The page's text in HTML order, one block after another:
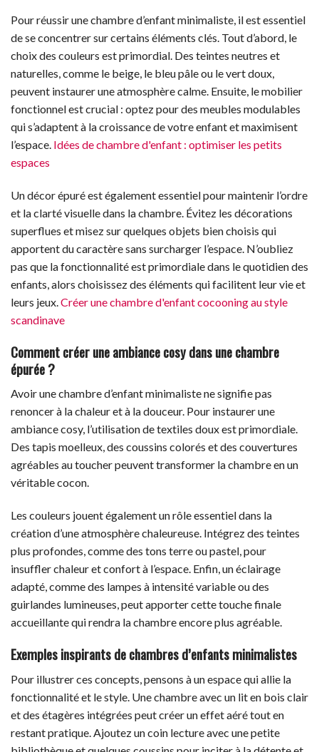
Pour réussir une chambre d’enfant minimaliste, il est essentiel
de se concentrer sur certains éléments clés. Tout d’abord, le
choix des couleurs est primordial. Des teintes neutres et
naturelles, comme le beige, le bleu pâle ou le vert doux,
peuvent instaurer une atmosphère calme. Ensuite, le mobilier
fonctionnel est crucial : optez pour des meubles modulables
qui s’adaptent à la croissance de votre enfant et maximisent
l’espace. Idées de chambre d'enfant : optimiser les petits
espaces
Un décor épuré est également essentiel pour maintenir l’ordre
et la clarté visuelle dans la chambre. Évitez les décorations
superflues et misez sur quelques objets bien choisis qui
apportent du caractère sans surcharger l’espace. N’oubliez
pas que la fonctionnalité est primordiale dans le quotidien des
enfants, alors choisissez des éléments qui facilitent leur vie et
leurs jeux.Créer une chambre d'enfant cocooning au style
scandinave
Comment créer une ambiance cosy dans une chambre
épurée ?
Avoir une chambre d’enfant minimaliste ne signifie pas
renoncer à la chaleur et à la douceur. Pour instaurer une
ambiance cosy, l’utilisation de textiles doux est primordiale.
Des tapis moelleux, des coussins colorés et des couvertures
agréables au toucher peuvent transformer la chambre en un
véritable cocon.
Les couleurs jouent également un rôle essentiel dans la
création d’une atmosphère chaleureuse. Intégrez des teintes
plus profondes, comme des tons terre ou pastel, pour
insuffler chaleur et confort à l’espace. Enfin, un éclairage
adapté, comme des lampes à intensité variable ou des
guirlandes lumineuses, peut apporter cette touche finale
accueillante qui rendra la chambre encore plus agréable.
Exemples inspirants de chambres d’enfants minimalistes
Pour illustrer ces concepts, pensons à un espace qui allie la
fonctionnalité et le style. Une chambre avec un lit en bois clair
et des étagères intégrées peut créer un effet aéré tout en
restant pratique. Ajoutez un coin lecture avec une petite